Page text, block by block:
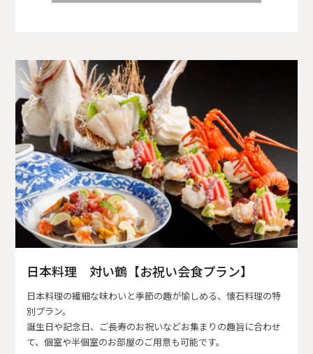
日本料理 対い鶴【お祝い会食プラン】
日本料理の繊細な味わいと季節の趣が愉しめる、懐石料理の特
別プラン。
誕生日や記念日、ご長寿のお祝いなどお集まりの趣旨に合わせ
て、個室や半個室のお部屋のご用意も可能です。